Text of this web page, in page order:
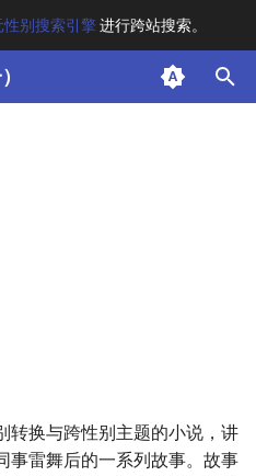
别搜索引擎进行跨站搜索。
转换与跨性别主题的小说，讲
事雷舞后的一系列故事。故事